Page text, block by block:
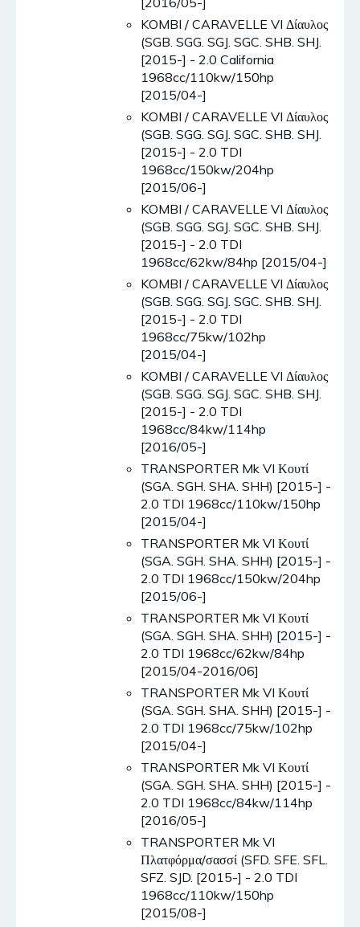
KOMBI / CARAVELLE VI Δίαυλος
(SGB. SGG. SGJ. SGC. SHB. SHJ.
[2015-] - 2.0 California
1968cc/110kw/150hp
[2015/04-]
KOMBI / CARAVELLE VI Δίαυλος
(SGB. SGG. SGJ. SGC. SHB. SHJ.
[2015-] - 2.0 TDI
1968cc/150kw/204hp
[2015/06-]
KOMBI / CARAVELLE VI Δίαυλος
(SGB. SGG. SGJ. SGC. SHB. SHJ.
[2015-] - 2.0 TDI
1968cc/62kw/84hp [2015/04-]
KOMBI / CARAVELLE VI Δίαυλος
(SGB. SGG. SGJ. SGC. SHB. SHJ.
[2015-] - 2.0 TDI
1968cc/75kw/102hp
[2015/04-]
KOMBI / CARAVELLE VI Δίαυλος
(SGB. SGG. SGJ. SGC. SHB. SHJ.
[2015-] - 2.0 TDI
1968cc/84kw/114hp
[2016/05-]
TRANSPORTER Mk VI Κουτί
(SGA. SGH. SHA. SHH) [2015-] -
2.0 TDI 1968cc/110kw/150hp
[2015/04-]
TRANSPORTER Mk VI Κουτί
(SGA. SGH. SHA. SHH) [2015-] -
2.0 TDI 1968cc/150kw/204hp
[2015/06-]
TRANSPORTER Mk VI Κουτί
(SGA. SGH. SHA. SHH) [2015-] -
2.0 TDI 1968cc/62kw/84hp
[2015/04-2016/06]
TRANSPORTER Mk VI Κουτί
(SGA. SGH. SHA. SHH) [2015-] -
2.0 TDI 1968cc/75kw/102hp
[2015/04-]
TRANSPORTER Mk VI Κουτί
(SGA. SGH. SHA. SHH) [2015-] -
2.0 TDI 1968cc/84kw/114hp
[2016/05-]
TRANSPORTER Mk VI
Πλατφόρμα/σασσί (SFD. SFE. SFL.
SFZ. SJD. [2015-] - 2.0 TDI
1968cc/110kw/150hp
[2015/08-]